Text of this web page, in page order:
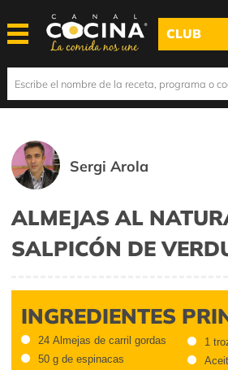
CLUB
Sergi Arola
ALMEJAS AL
SALPICÓN DE
INGREDIENTES
24 Almejas de carril gordas
50 g de espinacas
1